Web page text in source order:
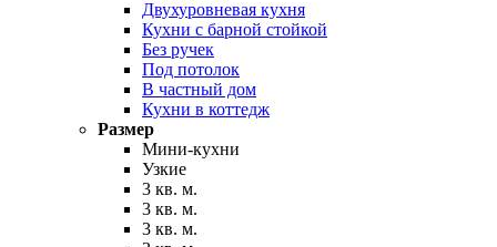
Двухуровневая кухня
Кухни с барной стойкой
Без ручек
Под потолок
В частный дом
Кухни в коттедж
Размер
Мини-кухни
Узкие
3 кв. м.
3 кв. м.
3 кв. м.